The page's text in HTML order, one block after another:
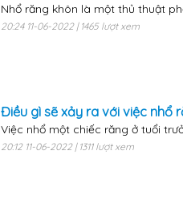
Nhổ răng khôn là một thủ thuật
20:24 11-06-2022 | 1465 lượt xem
Điều gì sẽ xảy ra với việc nhổ
Việc nhổ một chiếc răng ở tuổi
20:12 11-06-2022 | 1311 lượt xem